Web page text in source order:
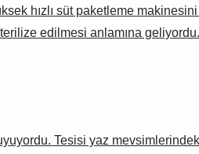
hızlı süt paketleme makinesini
edilmesi anlamına
Tesisi yaz